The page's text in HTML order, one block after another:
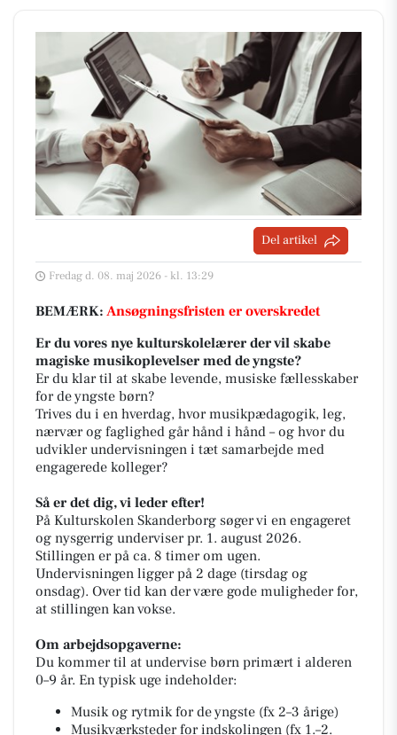
Del artikel
Fredag d. 08. maj 2026 - kl. 13:29
BEMÆRK: Ansøgningsfristen er overskredet
Er du vores nye kulturskolelærer der vil skabe
magiske musikoplevelser med de yngste?
Er du klar til at skabe levende, musiske fællesskaber
for de yngste børn?
Trives du i en hverdag, hvor musikpædagogik, leg,
nærvær og faglighed går hånd i hånd – og hvor du
udvikler undervisningen i tæt samarbejde med
engagerede kolleger?
Så er det dig, vi leder efter!
På Kulturskolen Skanderborg søger vi en engageret
og nysgerrig underviser pr. 1. august 2026.
Stillingen er på ca. 8 timer om ugen.
Undervisningen ligger på 2 dage (tirsdag og
onsdag). Over tid kan der være gode muligheder for,
at stillingen kan vokse.
Om arbejdsopgaverne:
Du kommer til at undervise børn primært i alderen
0–9 år. En typisk uge indeholder:
Musik og rytmik for de yngste (fx 2–3 årige)
Musikværksteder for indskolingen (fx 1.–2.